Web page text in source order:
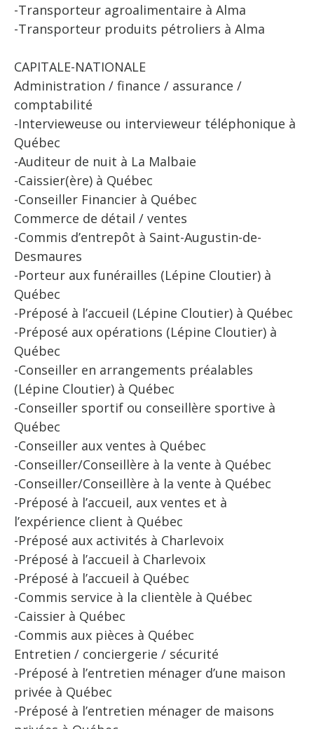
-Transporteur agroalimentaire à Alma
-Transporteur produits pétroliers à Alma
CAPITALE-NATIONALE
Administration / finance / assurance /
comptabilité
-Intervieweuse ou intervieweur téléphonique à
Québec
-Auditeur de nuit à La Malbaie
-Caissier(ère) à Québec
-Conseiller Financier à Québec
Commerce de détail / ventes
-Commis d’entrepôt à Saint-Augustin-de-
Desmaures
-Porteur aux funérailles (Lépine Cloutier) à
Québec
-Préposé à l’accueil (Lépine Cloutier) à Québec
-Préposé aux opérations (Lépine Cloutier) à
Québec
-Conseiller en arrangements préalables
(Lépine Cloutier) à Québec
-Conseiller sportif ou conseillère sportive à
Québec
-Conseiller aux ventes à Québec
-Conseiller/Conseillère à la vente à Québec
-Conseiller/Conseillère à la vente à Québec
-Préposé à l’accueil, aux ventes et à
l’expérience client à Québec
-Préposé aux activités à Charlevoix
-Préposé à l’accueil à Charlevoix
-Préposé à l’accueil à Québec
-Commis service à la clientèle à Québec
-Caissier à Québec
-Commis aux pièces à Québec
Entretien / conciergerie / sécurité
-Préposé à l’entretien ménager d’une maison
privée à Québec
-Préposé à l’entretien ménager de maisons